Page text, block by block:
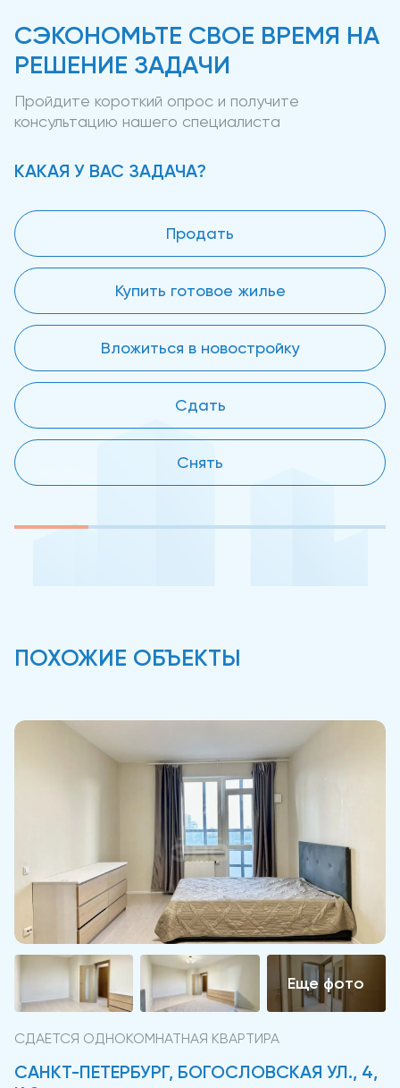
СЭКОНОМЬТЕ СВОЕ ВРЕМЯ НА
РЕШЕНИЕ ЗАДАЧИ
Пройдите короткий опрос и получите
консультацию нашего специалиста
КАКАЯ У ВАС ЗАДАЧА?
Продать
Купить готовое жилье
Вложиться в новостройку
Сдать
Снять
ПОХОЖИЕ ОБЪЕКТЫ
СДАЕТСЯ ОДНОКОМНАТНАЯ КВАРТИРА
САНКТ-ПЕТЕРБУРГ, БОГОСЛОВСКАЯ УЛ., 4,